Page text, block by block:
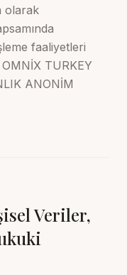
olarak
faaliyetleri
TURKEY
ANONİM
Veriler,